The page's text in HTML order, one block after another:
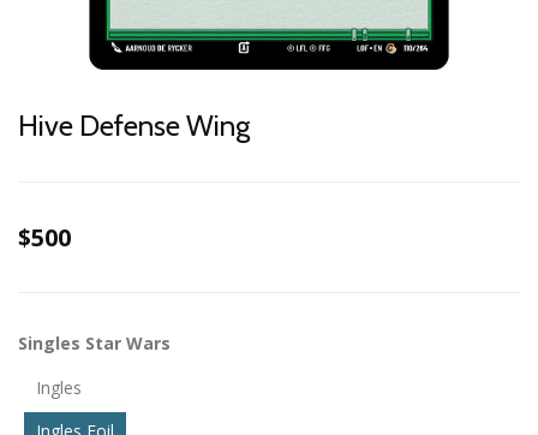
Hive Defense Wing
$500
Singles Star Wars
Ingles